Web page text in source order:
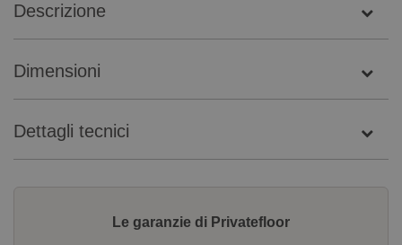
Descrizione
Dimensioni
Dettagli tecnici
Le garanzie di Privatefloor